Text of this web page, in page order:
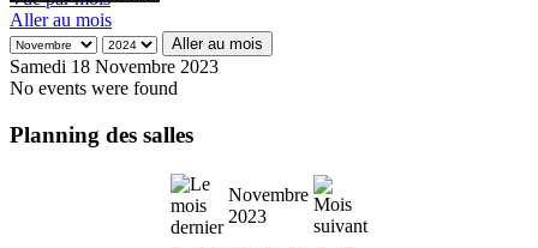
Aller au mois
Aller au mois
Samedi 18 Novembre 2023
No events were found
Planning des salles
Novembre
2023